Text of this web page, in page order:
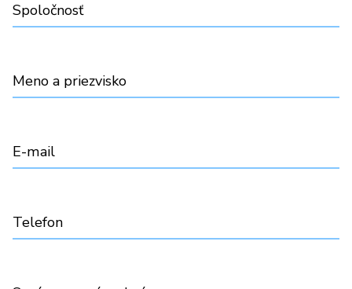
Spoločnosť
Meno a priezvisko
E-mail
Telefon